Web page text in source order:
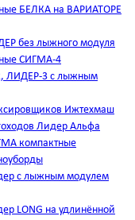
БЕЛКА на ВАРИАТОРЕ
без лыжного модуля
СИГМА-4
ЛИДЕР-3 c лыжным
Ижтехмаш
Лидер Альфа
компактные
с лыжным модулем
LONG на удлинённой